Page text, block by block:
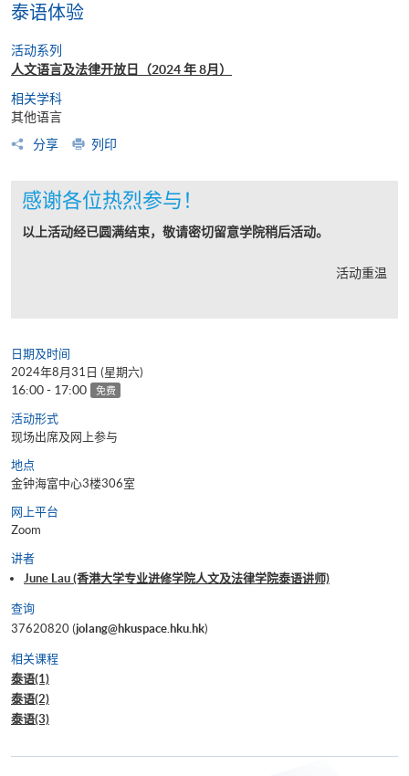
泰语体验
活动系列
人文语言及法律开放日（2024 年 8月）
相关学科
其他语言
分享
列印
感谢各位热烈参与！
以上活动经已圆满结束，敬请密切留意学院稍后活动。
活动重温
日期及时间
2024年8月31日 (星期六)
16:00 - 17:00 免费
活动形式
现场出席及网上参与
地点
金钟海富中心3楼306室
网上平台
Zoom
讲者
June Lau (香港大学专业进修学院人文及法律学院泰语讲师)
查询
37620820 (jolang@hkuspace.hku.hk)
相关课程
泰语(1)
泰语(2)
泰语(3)